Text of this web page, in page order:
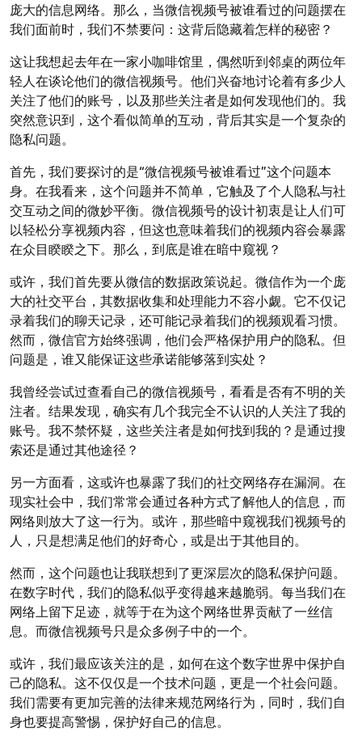
庞大的信息网络。那么，当微信视频号被谁看过的问题摆在
我们面前时，我们不禁要问：这背后隐藏着怎样的秘密？
这让我想起去年在一家小咖啡馆里，偶然听到邻桌的两位年
轻人在谈论他们的微信视频号。他们兴奋地讨论着有多少人
关注了他们的账号，以及那些关注者是如何发现他们的。我
突然意识到，这个看似简单的互动，背后其实是一个复杂的
隐私问题。
首先，我们要探讨的是“微信视频号被谁看过”这个问题本
身。在我看来，这个问题并不简单，它触及了个人隐私与社
交互动之间的微妙平衡。微信视频号的设计初衷是让人们可
以轻松分享视频内容，但这也意味着我们的视频内容会暴露
在众目睽睽之下。那么，到底是谁在暗中窥视？
或许，我们首先要从微信的数据政策说起。微信作为一个庞
大的社交平台，其数据收集和处理能力不容小觑。它不仅记
录着我们的聊天记录，还可能记录着我们的视频观看习惯。
然而，微信官方始终强调，他们会严格保护用户的隐私。但
问题是，谁又能保证这些承诺能够落到实处？
我曾经尝试过查看自己的微信视频号，看看是否有不明的关
注者。结果发现，确实有几个我完全不认识的人关注了我的
账号。我不禁怀疑，这些关注者是如何找到我的？是通过搜
索还是通过其他途径？
另一方面看，这或许也暴露了我们的社交网络存在漏洞。在
现实社会中，我们常常会通过各种方式了解他人的信息，而
网络则放大了这一行为。或许，那些暗中窥视我们视频号的
人，只是想满足他们的好奇心，或是出于其他目的。
然而，这个问题也让我联想到了更深层次的隐私保护问题。
在数字时代，我们的隐私似乎变得越来越脆弱。每当我们在
网络上留下足迹，就等于在为这个网络世界贡献了一丝信
息。而微信视频号只是众多例子中的一个。
或许，我们最应该关注的是，如何在这个数字世界中保护自
己的隐私。这不仅仅是一个技术问题，更是一个社会问题。
我们需要有更加完善的法律来规范网络行为，同时，我们自
身也要提高警惕，保护好自己的信息。